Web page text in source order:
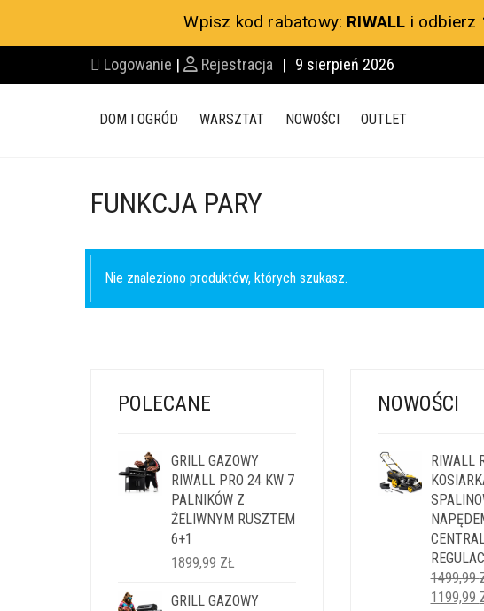
Wpisz kod rabatowy: RIWALL i odbierz
Logowanie | Rejestracja | 9 sierpień 2026
DOM I OGRÓD WARSZTAT NOWOŚCI OUTLET
FUNKCJA PARY
Nie znaleziono produktów, których szukasz.
POLECANE
GRILL GAZOWY
RIWALL PRO 24 KW 7
PALNIKÓW Z
ŻELIWNYM RUSZTEM
6+1
1899,99 ZŁ
GRILL GAZOWY
NOWOŚCI
RIWALL
1499,99
1199,99